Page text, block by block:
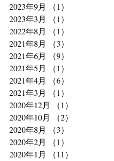
2023年9月
（1）
2023年3月
（1）
2022年8月
（1）
2021年8月
（3）
2021年6月
（9）
2021年5月
（1）
2021年4月
（6）
2021年3月
（1）
2020年12月
（1）
2020年10月
（2）
2020年8月
（3）
2020年2月
（1）
2020年1月
（11）